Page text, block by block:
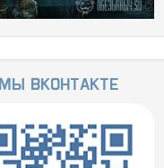
Мы ВКонтакте